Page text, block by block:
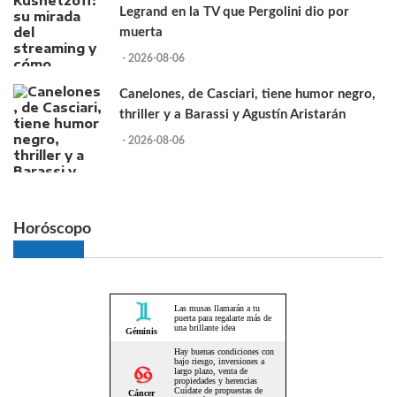
Legrand en la TV que Pergolini dio por
muerta
- 2026-08-06
Canelones, de Casciari, tiene humor negro,
thriller y a Barassi y Agustín Aristarán
- 2026-08-06
Horóscopo